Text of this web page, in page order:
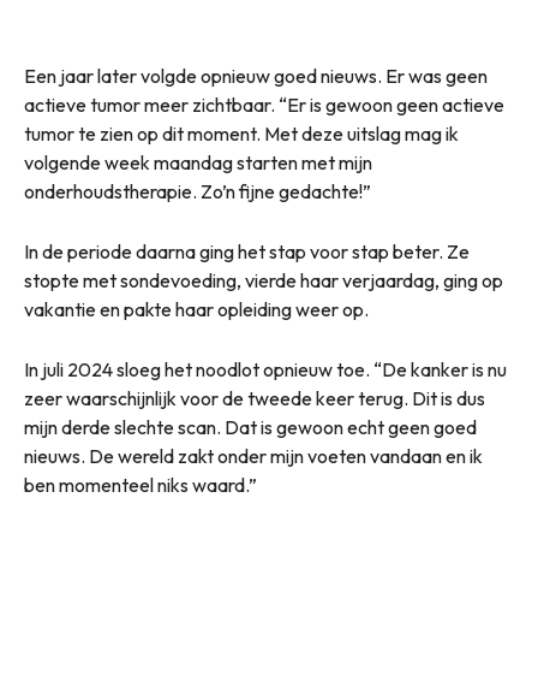
Een jaar later volgde opnieuw goed nieuws. Er was geen
actieve tumor meer zichtbaar. “Er is gewoon geen actieve
tumor te zien op dit moment. Met deze uitslag mag ik
volgende week maandag starten met mijn
onderhoudstherapie. Zo’n fijne gedachte!”
In de periode daarna ging het stap voor stap beter. Ze
stopte met sondevoeding, vierde haar verjaardag, ging op
vakantie en pakte haar opleiding weer op.
In juli 2024 sloeg het noodlot opnieuw toe. “De kanker is nu
zeer waarschijnlijk voor de tweede keer terug. Dit is dus
mijn derde slechte scan. Dat is gewoon echt geen goed
nieuws. De wereld zakt onder mijn voeten vandaan en ik
ben momenteel niks waard.”